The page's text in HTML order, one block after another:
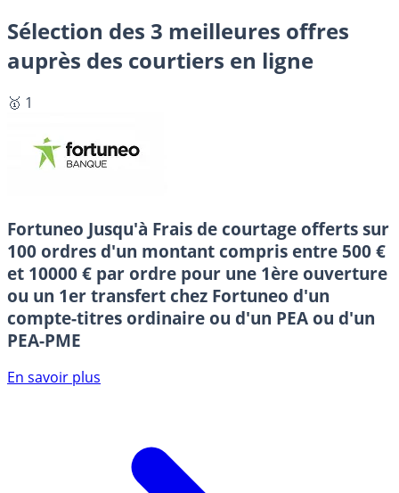
Sélection des 3 meilleures offres
auprès des courtiers en ligne
🥇 1
Fortuneo Jusqu'à Frais de courtage offerts sur
100 ordres d'un montant compris entre 500 €
et 10000 € par ordre pour une 1ère ouverture
ou un 1er transfert chez Fortuneo d'un
compte-titres ordinaire ou d'un PEA ou d'un
PEA-PME
En savoir plus